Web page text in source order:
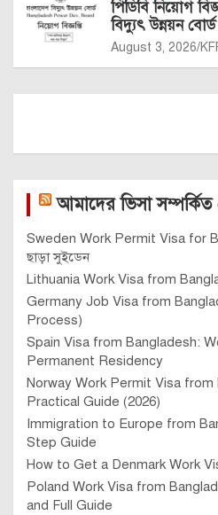
পিডিবি নিয়োগ
বিদ্যুৎ উন্নয়ন
August 3, 2026
আমাদের ভিসা সম্পর্কিত
Sweden Work Permit Visa for
ছাড়া সুইডেন
Lithuania Work Visa from
Germany Job Visa from
Process)
Spain Visa from Bangladesh:
Permanent Residency
Norway Work Permit Visa
Practical Guide (2026)
Immigration to Europe from
Step Guide
How to Get a Denmark Work
Poland Work Visa from
and Full Guide